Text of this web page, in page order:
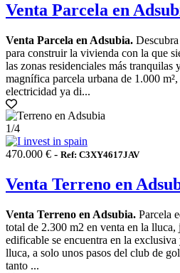
Venta Parcela en
Venta Parcela en Adsubia.
para construir la vivienda con la que
las zonas residenciales más tranquilas
magnífica parcela urbana de 1.000
electricidad ya di...
1/4
470.000 € - Ref: C3XY4617JAV
Venta Terreno en
Venta Terreno en Adsubia. Parcela
total de 2.300 m2 en venta en la lluca,
edificable se encuentra en la
lluca, a solo unos pasos del club de
tanto ...